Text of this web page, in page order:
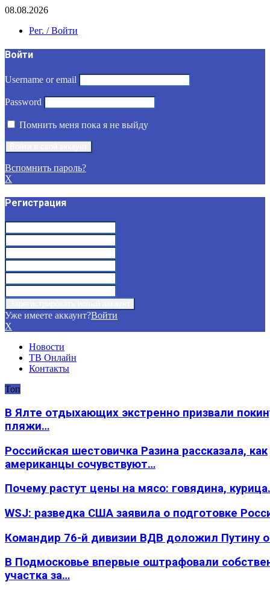
08.08.2026
Рег. / Войти
Войти
Username or email
Password
Помнить меня пока я не выйду
Вспомнить пароль?
X
Регистрация
Уже имеете аккаунт?Войти
X
Новости
ТВ Онлайн
Контакты
Топ
В Ялте отдыхающих экстренно призвали
пляжи…
Российская шестовичка Разина рассказала, как
американцы сочувствуют…
Почему растут цены на мясо: говядина,
WSJ: разведка США заявила о подготовке
Командир 76-й дивизии ВДВ доложил Путину
В Подмосковье впервые оштрафовали
участка за…